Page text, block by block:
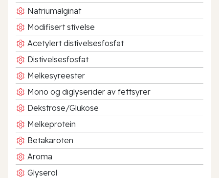
Natriumalginat
Modifisert stivelse
Acetylert distivelsesfosfat
Distivelsesfosfat
Melkesyreester
Mono og diglyserider av fettsyrer
Dekstrose/Glukose
Melkeprotein
Betakaroten
Aroma
Glyserol